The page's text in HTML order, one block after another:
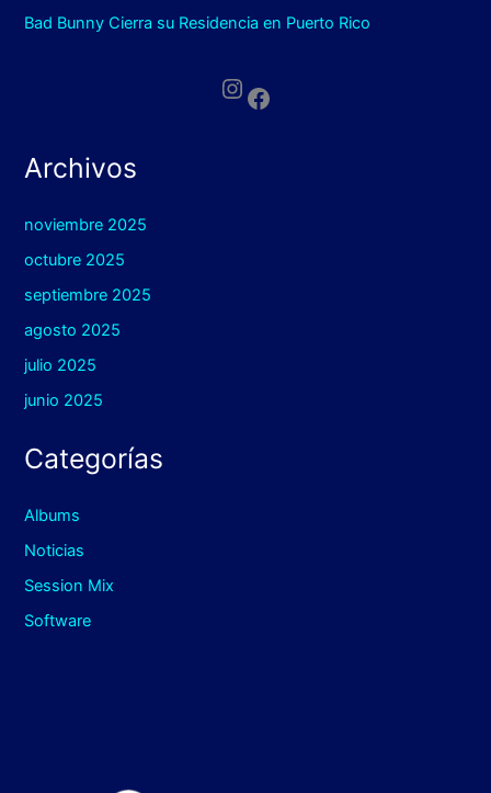
Bad Bunny Cierra su Residencia en Puerto Rico
Instagram Facebook
Archivos
noviembre 2025
octubre 2025
septiembre 2025
agosto 2025
julio 2025
junio 2025
Categorías
Albums
Noticias
Session Mix
Software